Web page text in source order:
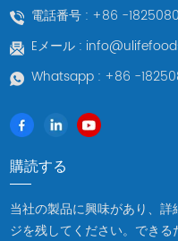
電話番号 : +86 -
Eメール :
Whatsapp : +86 -
購読する
当社の製品に興味があり、
ジを残してください。できる